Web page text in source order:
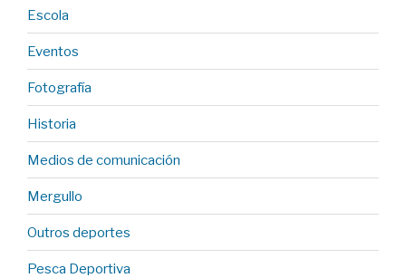
Escola
Eventos
Fotografía
Historia
Medios de comunicación
Mergullo
Outros deportes
Pesca Deportiva